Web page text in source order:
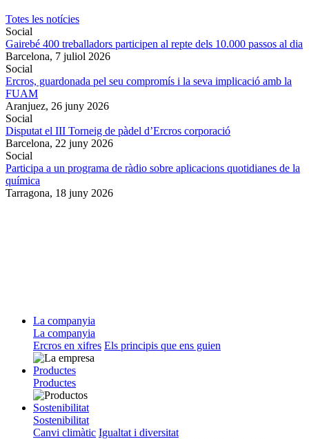
Totes les notícies
Social
Gairebé 400 treballadors participen al repte dels 10.000 passos al dia
Barcelona, 7 juliol 2026
Social
Ercros, guardonada pel seu compromís i la seva implicació amb la
FUAM
Aranjuez, 26 juny 2026
Social
Disputat el III Torneig de pàdel d’Ercros corporació
Barcelona, 22 juny 2026
Social
Participa a un programa de ràdio sobre aplicacions quotidianes de la
química
Tarragona, 18 juny 2026
La companyia
La companyia
Ercros en xifres Els principis que ens guien
Productes
Productes
Sostenibilitat
Sostenibilitat
Canvi climàtic Igualtat i diversitat